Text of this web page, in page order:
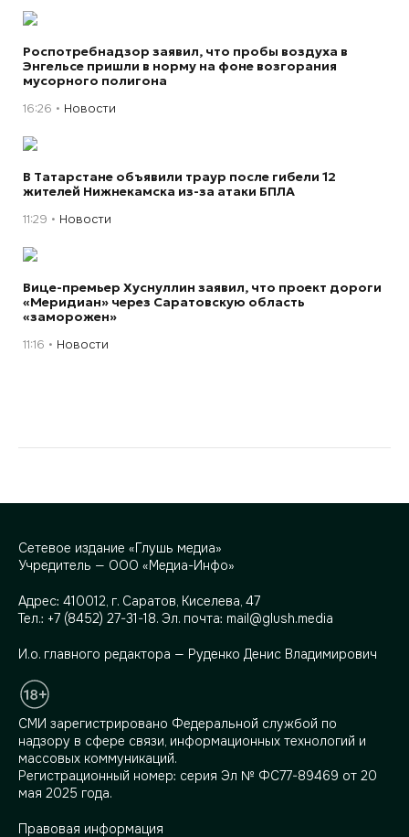
Роспотребнадзор заявил, что пробы воздуха в
Энгельсе пришли в норму на фоне возгорания
мусорного полигона
16:26 Новости
В Татарстане объявили траур после гибели 12
жителей Нижнекамска из-за атаки БПЛА
11:29 Новости
Вице-премьер Хуснуллин заявил, что проект дороги
«Меридиан» через Саратовскую область
«заморожен»
11:16 Новости
Сетевое издание «Глушь медиа»
Учредитель — ООО «Медиа-Инфо»
Адрес: 410012, г. Саратов, Киселева, 47
Тел.: +7 (8452) 27-31-18. Эл. почта: mail@glush.media
И.о. главного редактора — Руденко Денис Владимирович
СМИ зарегистрировано Федеральной службой по
надзору в сфере связи, информационных технологий и
массовых коммуникаций.
Регистрационный номер: серия Эл № ФС77-89469 от 20
мая 2025 года.
Правовая информация